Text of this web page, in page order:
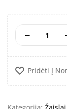
Pridėti Į